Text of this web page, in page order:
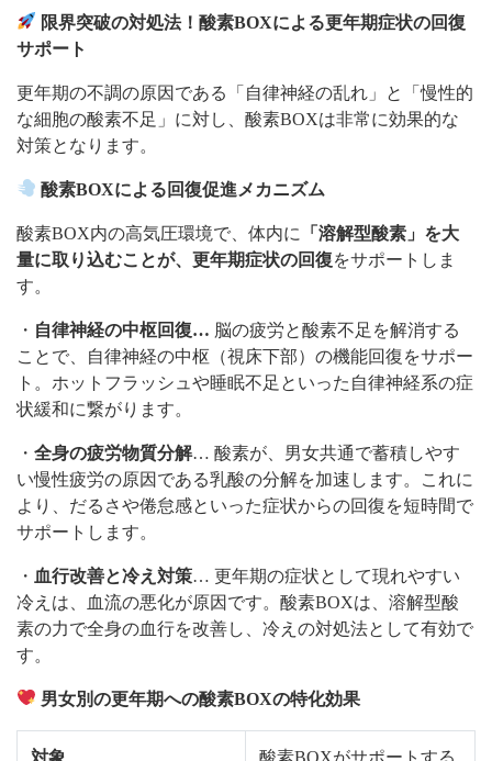
限界突破の対処法！酸素BOXによる更年期症状の回復
サポート
更年期の不調の原因である「自律神経の乱れ」と「慢性的
な細胞の酸素不足」に対し、酸素BOXは非常に効果的な
対策となります。
酸素BOXによる回復促進メカニズム
酸素BOX内の高気圧環境で、体内に
「溶解型酸素」を大
量に取り込むことが、更年期症状の回復をサポートしま
す。
・ 自律神経の中枢回復… 脳の疲労と酸素不足を解消する
ことで、自律神経の中枢（視床下部）の機能回復をサポー
ト。ホットフラッシュや睡眠不足といった自律神経系の症
状緩和に繋がります。
・ 全身の疲労物質分解… 酸素が、男女共通で蓄積しやす
い慢性疲労の原因である乳酸の分解を加速します。これに
より、だるさや倦怠感といった症状からの回復を短時間で
サポートします。
・ 血行改善と冷え対策… 更年期の症状として現れやすい
冷えは、血流の悪化が原因です。酸素BOXは、溶解型酸
素の力で全身の血行を改善し、冷えの対処法として有効で
す。
男女別の更年期への酸素BOXの特化効果
対象 酸素BOXがサポートする